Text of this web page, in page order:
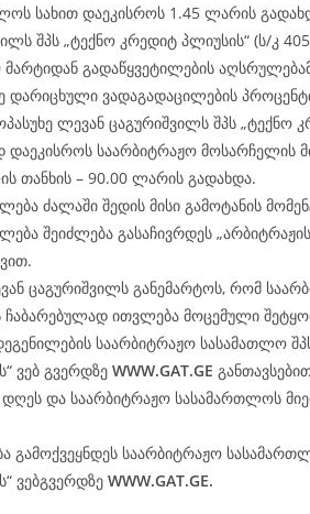
სახით დაეკისროს 1.45 ლარის
შპს „ტექნო კრედიტ პლიუსის“ (ს/კ
გადაწყვეტილების
ვადაგადაცილების
ლევან ცაგურიშვილს შპს „ტექნო
დაეკისროს საარბიტრაჟო მოსარჩელის
თანხის – 90.00 ლარის გადახდა.
ძალაში შედის მისი გამოტანის
შეიძლება გასაჩივრდეს
ცაგურიშვილს განემარტოს, რომ
ჩაბარებულად ითვლება მოცემული
საარბიტრაჟო სასამათლო
ვებ გვერდზე WWW.GAT.GE
დღეს და საარბიტრაჟო სასამართლოს
გამოქვეყნდეს საარბიტრაჟო
ვებგვერდზე WWW.GAT.GE.